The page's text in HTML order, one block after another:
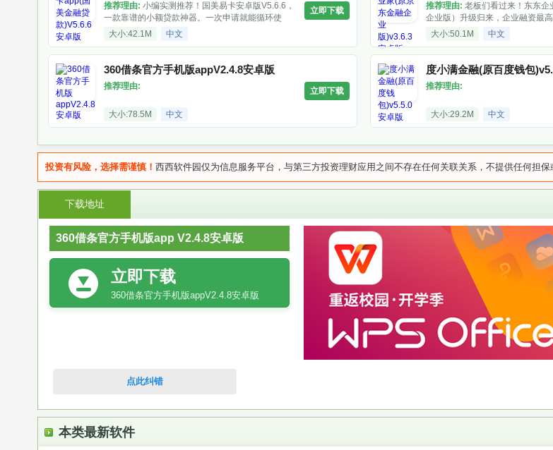
推荐理由: 小编实测推荐！国美易卡安卓版V5.6.6，
一款靠谱的小额贷款神器。一次申请就能循环使
用，额度越用越高，最高能到15万。着急用钱时，
贷款、在线购物、还信用卡信用卡还款功能特别实
用，再也不用担心逾期影响征信了。国美
大小:42.1M 中文
立即下载 推荐理由: 老板们看过来！东东企
企业版）升级归来，企业融资最
至0.01，最快1分钟到账，还有支
验吧！
大小:50.1M 中文
360借条官方手机版appV2.4.8安卓版
推荐理由:
大小:78.5M 中文
立即下载
度小满金融(原百度钱包
推荐理由:
大小:29.2M 中文
投资有风险，选择需谨慎！ 西西软件园仅为信息服务平台，与第三方投资理财应用之间不存在任何关联关系，不提供任何担保
下载地址
360借条官方手机版app V2.4.8安卓版
立即下载
360借条官方手机版appV2.4.8安卓版
点此纠错
本类最新软件